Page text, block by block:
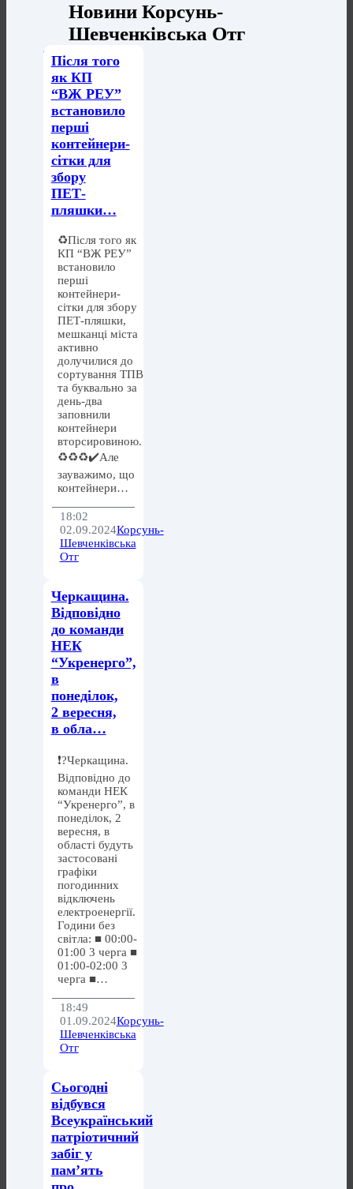
Новини Корсунь-
Шевченківська Отг
Після того
як КП
“ВЖ РЕУ”
встановило
перші
контейнери-
сітки для
збору
ПЕТ-
пляшки…
♻️Після того як
КП “ВЖ РЕУ”
встановило
перші
контейнери-
сітки для збору
ПЕТ-пляшки,
мешканці міста
активно
долучилися до
сортування ТПВ
та буквально за
день-два
заповнили
контейнери
вторсировиною.
♻️♻️♻️✔️Але
зауважимо, що
контейнери…
18:02
02.09.2024Корсунь-
Шевченківська
Отг
Черкащина.
Відповідно
до команди
НЕК
“Укренерго”,
в
понеділок,
2 вересня,
в обла…
❗️?Черкащина.
Відповідно до
команди НЕК
“Укренерго”, в
понеділок, 2
вересня, в
області будуть
застосовані
графіки
погодинних
відключень
електроенергії.
Години без
світла: ■ 00:00-
01:00 3 черга ■
01:00-02:00 3
черга ■…
18:49
01.09.2024Корсунь-
Шевченківська
Отг
Сьогодні
відбувся
Всеукраїнський
патріотичний
забіг у
пам’ять